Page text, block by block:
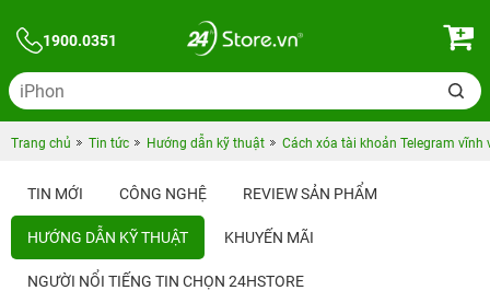
1900.0351
Trang chủ Tin tức Hướng dẫn kỹ thuật Cách xóa tài khoản Telegram vĩnh
TIN MỚI CÔNG NGHỆ REVIEW SẢN PHẨM
HƯỚNG DẪN KỸ THUẬT KHUYẾN MÃI
NGƯỜI NỔI TIẾNG TIN CHỌN 24HSTORE